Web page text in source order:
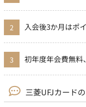
入会後3か月はポ
初年度年会費無
三菱UFJカード